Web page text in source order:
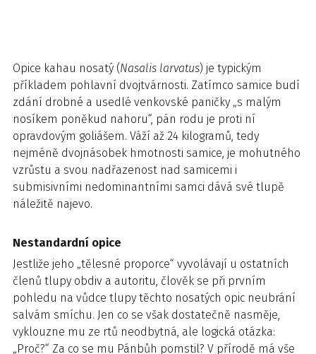
Opice kahau nosatý (Nasalis larvatus) je typickým
příkladem pohlavní dvojtvárnosti. Zatímco samice budí
zdání drobné a usedlé venkovské paničky „s malým
nosíkem poněkud nahoru“, pán rodu je proti ní
opravdovým goliášem. Váží až 24 kilogramů, tedy
nejméně dvojnásobek hmotnosti samice, je mohutného
vzrůstu a svou nadřazenost nad samicemi i
submisivními nedominantními samci dává své tlupě
náležitě najevo.
Nestandardní opice
Jestliže jeho „tělesné proporce“ vyvolávají u ostatních
členů tlupy obdiv a autoritu, člověk se při prvním
pohledu na vůdce tlupy těchto nosatých opic neubrání
salvám smíchu. Jen co se však dostatečně nasměje,
vyklouzne mu ze rtů neodbytná, ale logická otázka:
„Proč?“ Za co se mu Pánbůh pomstil? V přírodě má vše